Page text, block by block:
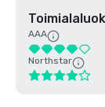
AAA
Northstar